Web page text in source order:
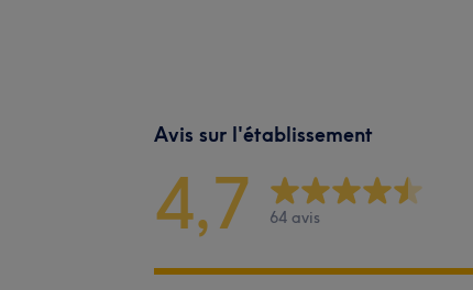
Avis sur l'établissement
4,7 64 avis